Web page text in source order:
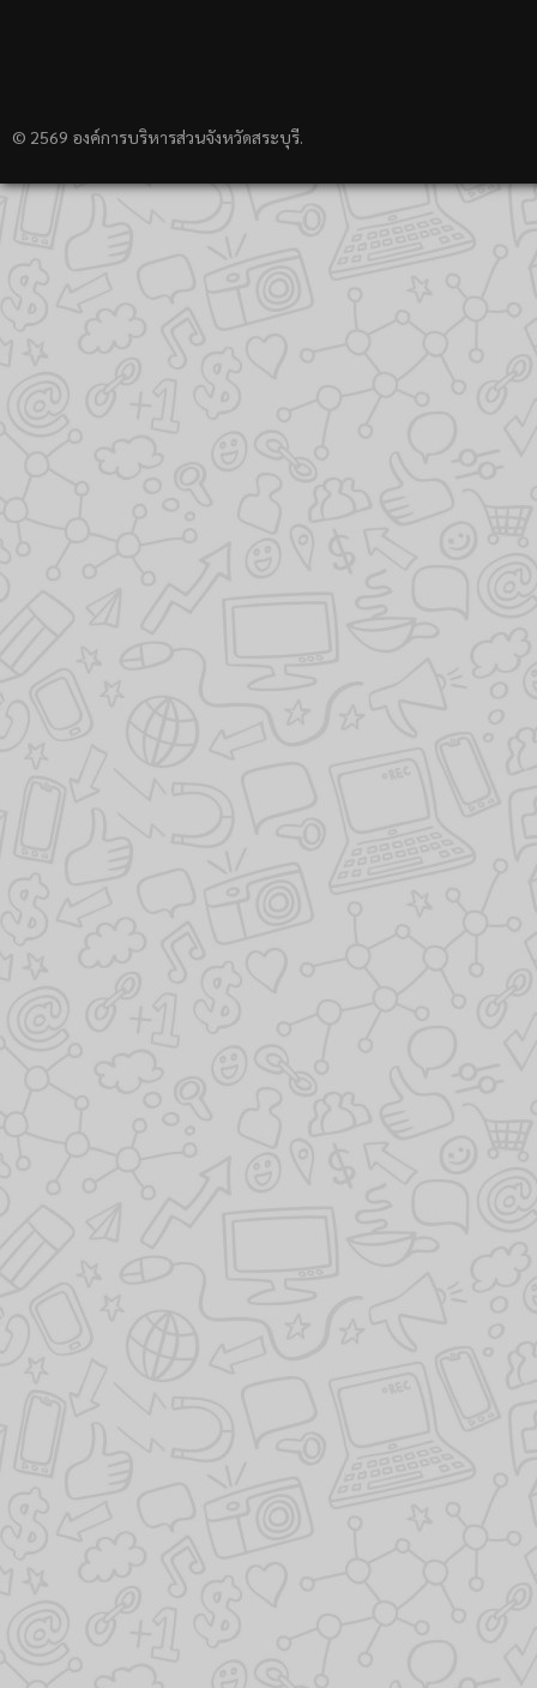
© 2569 องค์การบริหารส่วนจังหวัดสระบุรี.